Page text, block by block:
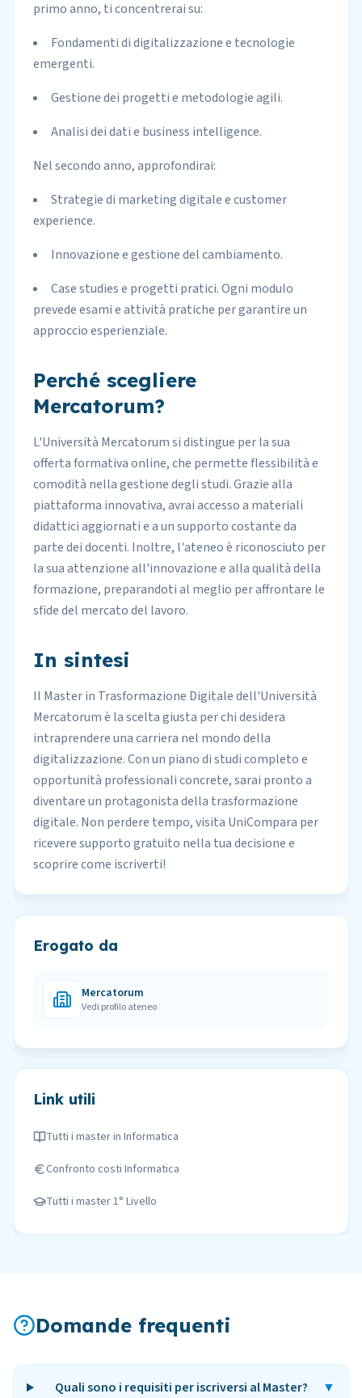
primo anno, ti concentrerai su:
Fondamenti di digitalizzazione e tecnologie
emergenti.
Gestione dei progetti e metodologie agili.
Analisi dei dati e business intelligence.
Nel secondo anno, approfondirai:
Strategie di marketing digitale e customer
experience.
Innovazione e gestione del cambiamento.
Case studies e progetti pratici. Ogni modulo
prevede esami e attività pratiche per garantire un
approccio esperienziale.
Perché scegliere
Mercatorum?
L'Università Mercatorum si distingue per la sua
offerta formativa online, che permette flessibilità e
comodità nella gestione degli studi. Grazie alla
piattaforma innovativa, avrai accesso a materiali
didattici aggiornati e a un supporto costante da
parte dei docenti. Inoltre, l'ateneo è riconosciuto per
la sua attenzione all'innovazione e alla qualità della
formazione, preparandoti al meglio per affrontare le
sfide del mercato del lavoro.
In sintesi
Il Master in Trasformazione Digitale dell'Università
Mercatorum è la scelta giusta per chi desidera
intraprendere una carriera nel mondo della
digitalizzazione. Con un piano di studi completo e
opportunità professionali concrete, sarai pronto a
diventare un protagonista della trasformazione
digitale. Non perdere tempo, visita UniCompara per
ricevere supporto gratuito nella tua decisione e
scoprire come iscriverti!
Erogato da
Mercatorum
Vedi profilo ateneo
Link utili
Tutti i master in Informatica
Confronto costi Informatica
Tutti i master1° Livello
Domande frequenti
Quali sono i requisiti per iscriversi al Master? ▼